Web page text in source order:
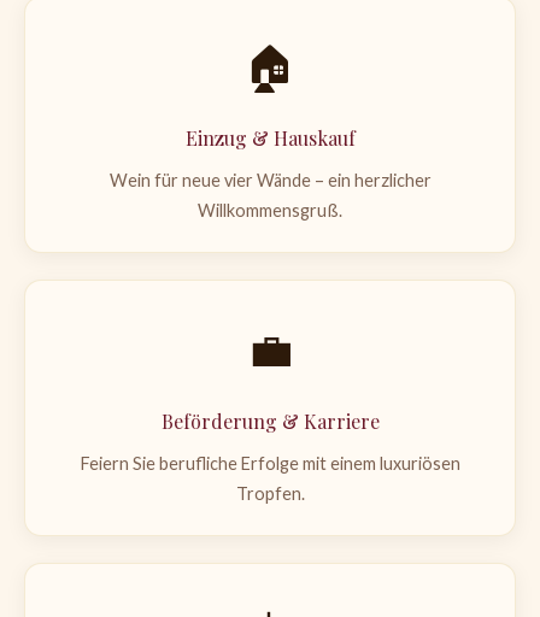
🏠
Einzug & Hauskauf
Wein für neue vier Wände – ein herzlicher
Willkommensgruß.
💼
Beförderung & Karriere
Feiern Sie berufliche Erfolge mit einem luxuriösen
Tropfen.